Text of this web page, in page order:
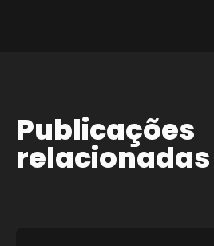
Publicações
relacionadas